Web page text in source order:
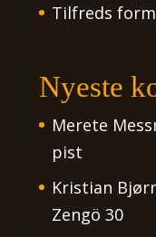
Tilfreds
Nyeste
Merete
pist
Kristian
Zengö 30